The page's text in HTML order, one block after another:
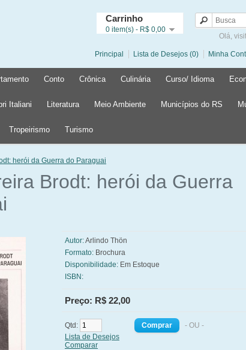
Carrinho
0 item(s) - R$ 0,00
Olá,
Principal Lista de Desejos (0) Minha
Conto Crônica Culinária Curso/ Idioma
Italiani Literatura Meio Ambiente Municípios do RS
Tropeirismo Turismo
herói da Guerra do Paraguai
Brodt: herói da Guerra
Autor:Arlindo Thön
Formato: Brochura
Disponibilidade: Em Estoque
ISBN:
Preço: R$ 22,00
Qtd:
- OU -
Lista de Desejos
Comparar